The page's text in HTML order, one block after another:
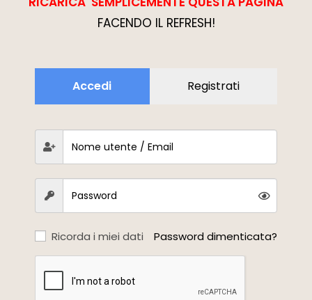
FACENDO IL REFRESH!
Accedi Registrati
Ricorda i miei dati Password dimenticata?